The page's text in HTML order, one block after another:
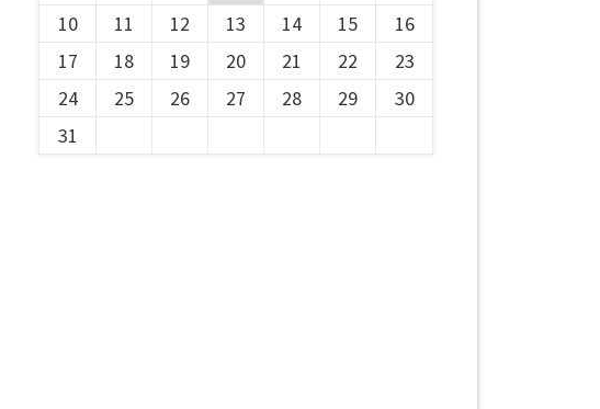
10
11 12 13 14 15
16
17
18 19 20 21 22
23
24
25 26 27 28 29
30
31